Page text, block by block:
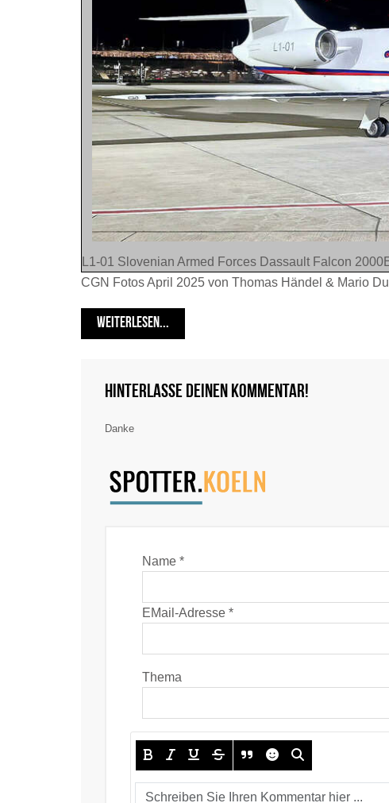
L1-01 Slovenian Armed Forces Dassault Falcon
CGN Fotos April 2025 von Thomas Händel & Mario
WEITERLESEN...
Hinterlasse deinen Kommentar!
Danke
Name *
EMail-Adresse *
Thema